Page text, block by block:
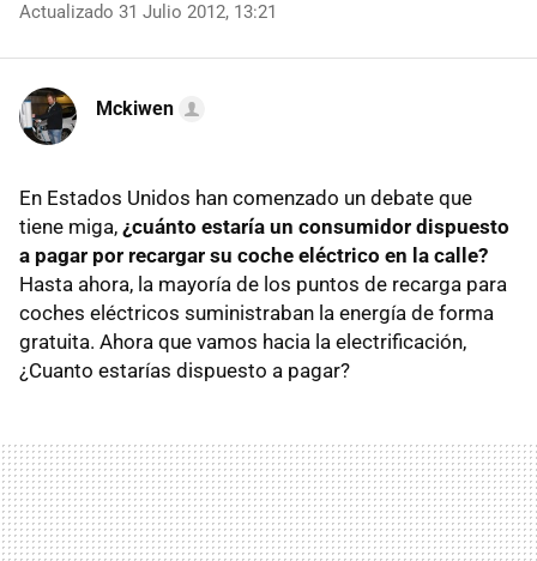
Actualizado 31 Julio 2012, 13:21
Mckiwen
En Estados Unidos han comenzado un debate que
tiene miga, ¿cuánto estaría un consumidor dispuesto
a pagar por recargar su coche eléctrico en la calle?
Hasta ahora, la mayoría de los puntos de recarga para
coches eléctricos suministraban la energía de forma
gratuita. Ahora que vamos hacia la electrificación,
¿Cuanto estarías dispuesto a pagar?